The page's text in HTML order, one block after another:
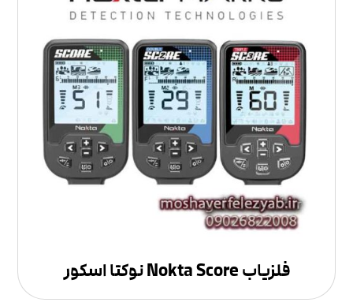
فلزیاب Nokta Score نوکتا اسکور